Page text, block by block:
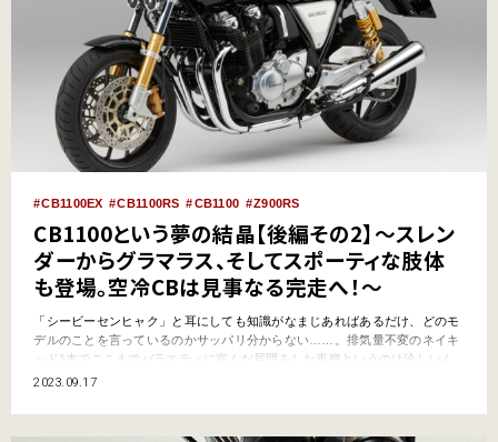
CB1100EX CB1100RS CB1100 Z900RS
CB1100という夢の結晶【後編その2】～スレン
ダーからグラマラス、そしてスポーティな肢体
も登場。空冷CBは見事なる完走へ！～
「シービーセンヒャク」と耳にしても知識がなまじあればあるだけ、どのモ
デルのことを言っているのかサッパリ分からない……。排気量不変のネイキ
ッド1本でここまでバラエティに富んだ展開をした車種というのは珍しいん
です。【後編その１】と一緒に読んで（←開き直り）勉強していただき、ア
編その１】はコチラ！ &nb…
2023.09.17